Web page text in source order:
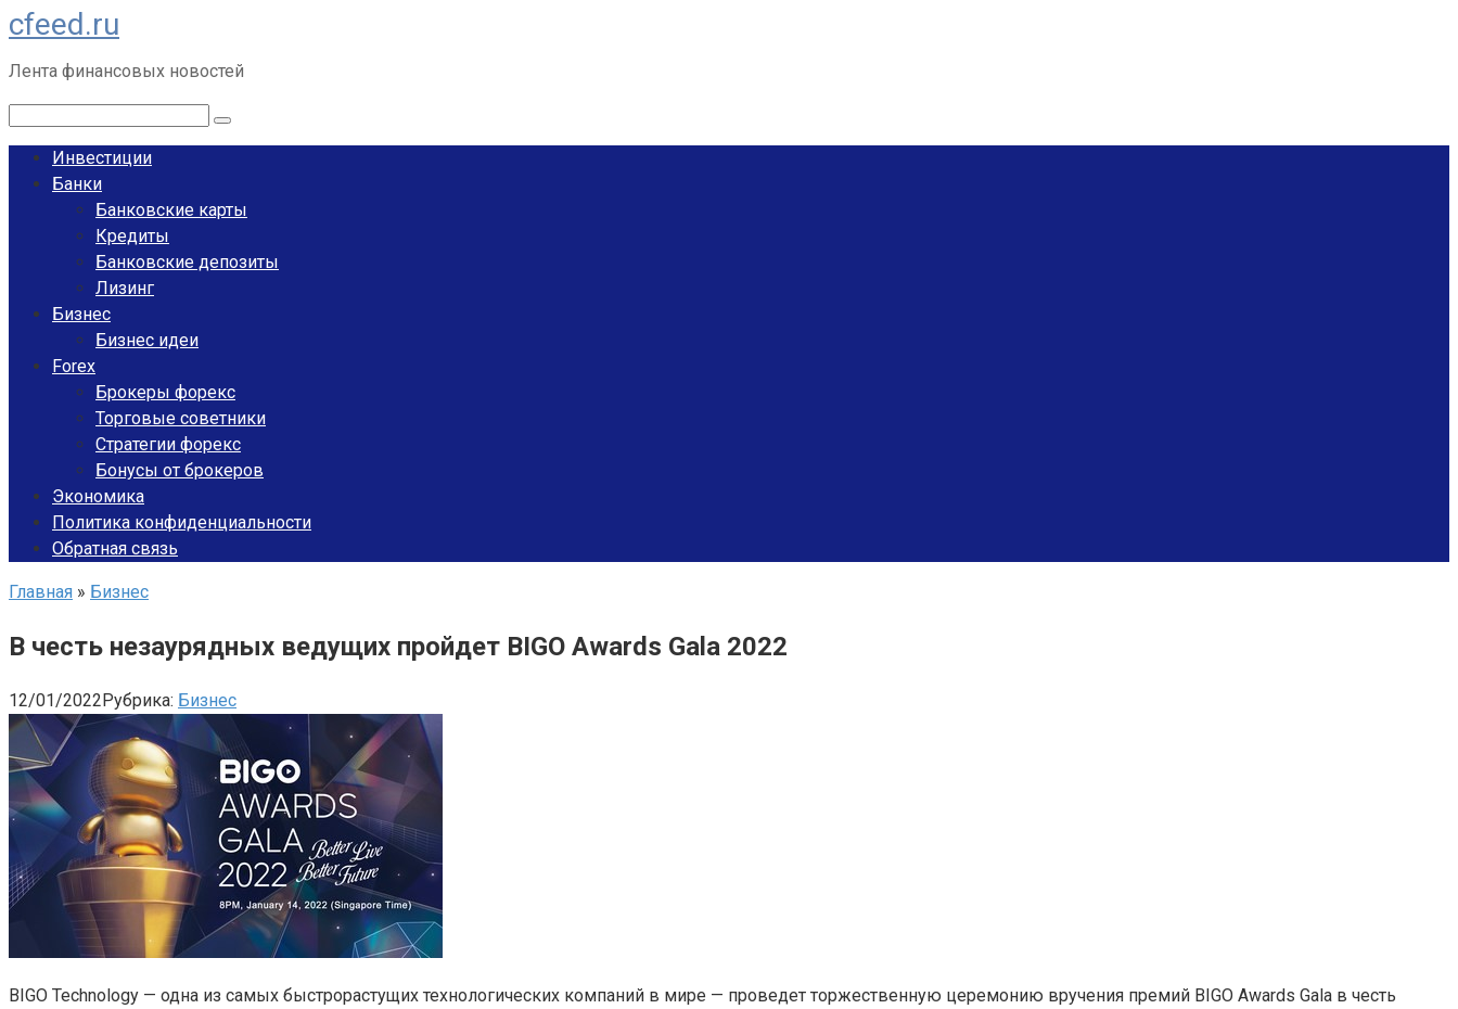
Перейти
к
контенту
cfeed.ru
Лента финансовых новостей
Инвестиции
Банки
Банковские карты
Кредиты
Банковские депозиты
Лизинг
Бизнес
Бизнес идеи
Forex
Брокеры форекс
Торговые советники
Стратегии форекс
Бонусы от брокеров
Экономика
Политика конфиденциальности
Обратная связь
Главная » Бизнес
В честь незаурядных ведущих пройдет BIGO Awards Gala 2022
12/01/2022Рубрика: Бизнес
BIGO Technology — одна из самых быстрорастущих технологических компаний в мире — проведет торжественную церемонию вручения премий BIGO Awards Gala в честь